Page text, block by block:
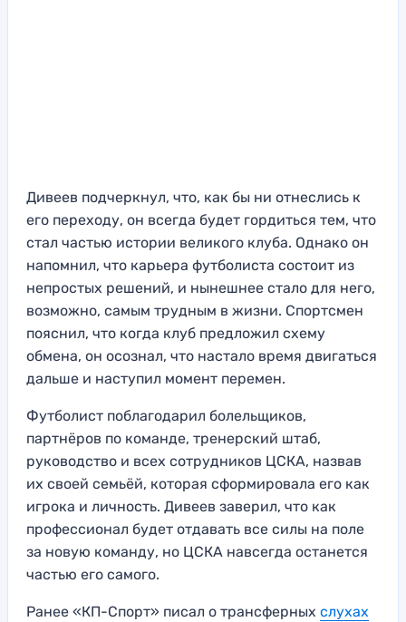
Дивеев подчеркнул, что, как бы ни отнеслись к
его переходу, он всегда будет гордиться тем, что
стал частью истории великого клуба. Однако он
напомнил, что карьера футболиста состоит из
непростых решений, и нынешнее стало для него,
возможно, самым трудным в жизни. Спортсмен
пояснил, что когда клуб предложил схему
обмена, он осознал, что настало время двигаться
дальше и наступил момент перемен.
Футболист поблагодарил болельщиков,
партнёров по команде, тренерский штаб,
руководство и всех сотрудников ЦСКА, назвав
их своей семьёй, которая сформировала его как
игрока и личность. Дивеев заверил, что как
профессионал будет отдавать все силы на поле
за новую команду, но ЦСКА навсегда останется
частью его самого.
Ранее «КП-Спорт» писал о трансферных слухах